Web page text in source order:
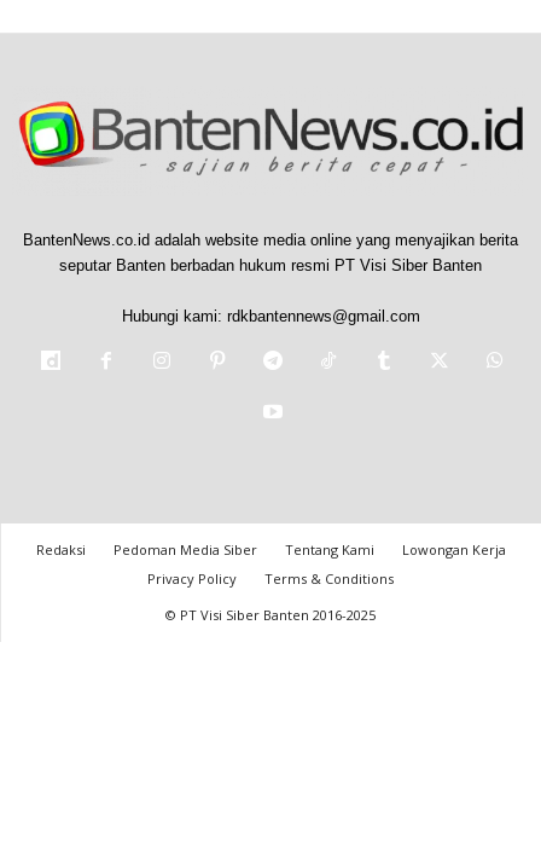
BantenNews.co.id adalah website media online yang menyajikan berita
seputar Banten berbadan hukum resmi PT Visi Siber Banten
Hubungi kami: rdkbantennews@gmail.com
Redaksi Pedoman Media Siber Tentang Kami
Lowongan Kerja
Privacy Policy
Terms & Conditions
© PT Visi Siber Banten 2016-2025